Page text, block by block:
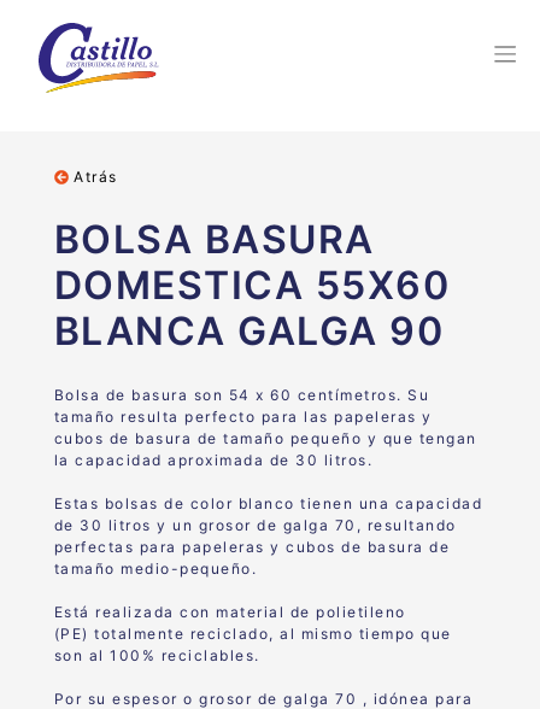
Atrás
BOLSA BASURA
DOMESTICA 55X60
BLANCA GALGA 90
Bolsa de basura son 54 x 60 centímetros. Su
tamaño resulta perfecto para las papeleras y
cubos de basura de tamaño pequeño y que tengan
la capacidad aproximada de 30 litros.
Estas bolsas de color blanco tienen una capacidad
de 30 litros y un grosor de galga 70, resultando
perfectas para papeleras y cubos de basura de
tamaño medio-pequeño.
Está realizada con material de polietileno
(PE) totalmente reciclado, al mismo tiempo que
son al 100% reciclables.
Por su espesor o grosor de galga 70 , idónea para